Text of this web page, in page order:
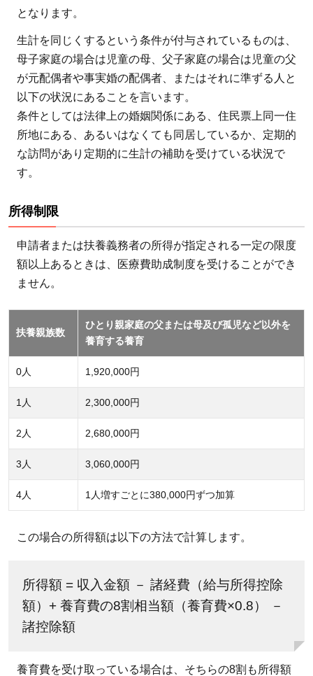
となります。
生計を同じくするという条件が付与されているものは、
母子家庭の場合は児童の母、父子家庭の場合は児童の父
が元配偶者や事実婚の配偶者、またはそれに準ずる人と
以下の状況にあることを言います。
条件としては法律上の婚姻関係にある、住民票上同一住
所地にある、あるいはなくても同居しているか、定期的
な訪問があり定期的に生計の補助を受けている状況で
す。
所得制限
申請者または扶養義務者の所得が指定される一定の限度
額以上あるときは、医療費助成制度を受けることができ
ません。
扶養親族数
ひとり親家庭の父または母及び孤児など以外を
養育する養育
0人 1,920,000円
1人 2,300,000円
2人 2,680,000円
3人 3,060,000円
4人 1人増すごとに380,000円ずつ加算
この場合の所得額は以下の方法で計算します。
所得額 = 収入金額 － 諸経費（給与所得控除
額）+ 養育費の8割相当額（養育費×0.8） －
諸控除額
養育費を受け取っている場合は、そちらの8割も所得額